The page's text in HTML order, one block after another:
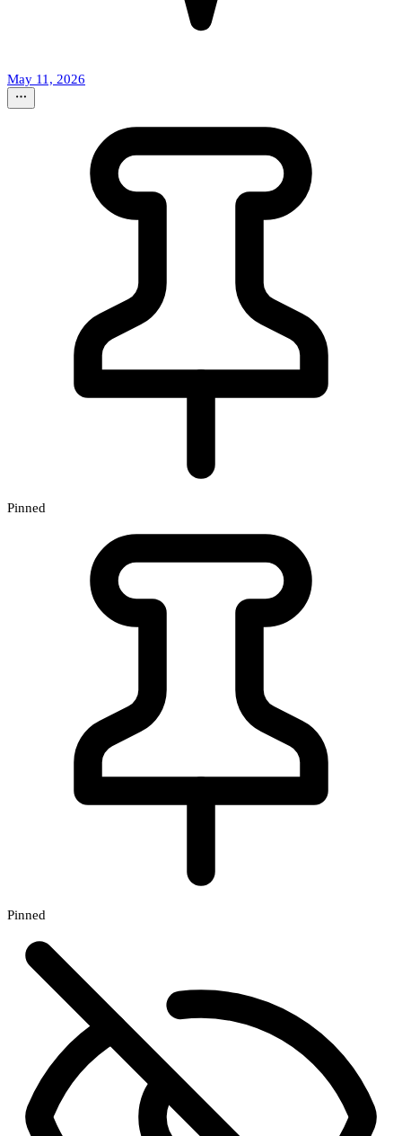
May 11, 2026
Pinned
Pinned